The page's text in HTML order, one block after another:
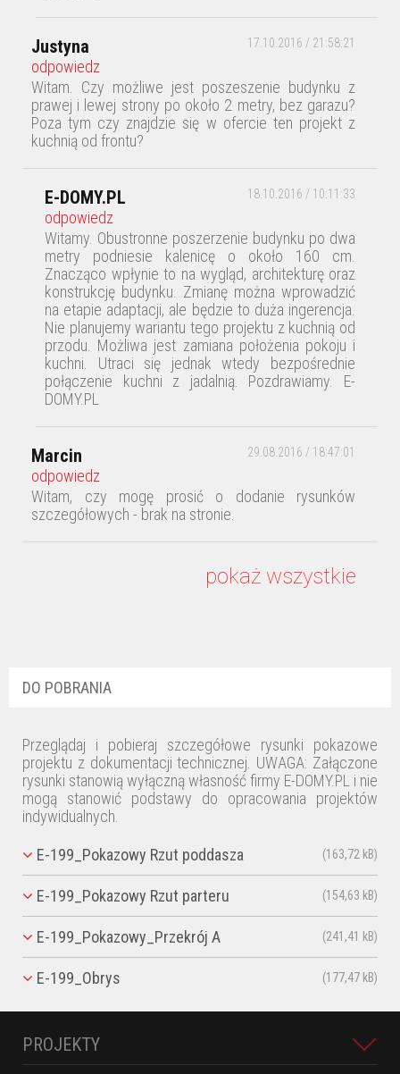
Justyna 17.10.2016 / 21:58:21
odpowiedz
Witam. Czy możliwe jest poszeszenie budynku z
prawej i lewej strony po około 2 metry, bez garazu?
Poza tym czy znajdzie się w ofercie ten projekt z
kuchnią od frontu?
E-DOMY.PL 18.10.2016 / 10:11:33
odpowiedz
Witamy. Obustronne poszerzenie budynku po dwa
metry podniesie kalenicę o około 160 cm.
Znacząco wpłynie to na wygląd, architekturę oraz
konstrukcję budynku. Zmianę można wprowadzić
na etapie adaptacji, ale będzie to duża ingerencja.
Nie planujemy wariantu tego projektu z kuchnią od
przodu. Możliwa jest zamiana położenia pokoju i
kuchni. Utraci się jednak wtedy bezpośrednie
połączenie kuchni z jadalnią. Pozdrawiamy. E-
DOMY.PL
Marcin 29.08.2016 / 18:47:01
odpowiedz
Witam, czy mogę prosić o dodanie rysunków
szczegółowych - brak na stronie.
30.08.2016 / 12:12:06
pokaż wszystkie
DO POBRANIA
Przeglądaj i pobieraj szczegółowe rysunki pokazowe
projektu z dokumentacji technicznej. UWAGA: Załączone
rysunki stanowią wyłączną własność firmy E-DOMY.PL i nie
mogą stanowić podstawy do opracowania projektów
indywidualnych.
E-199_Pokazowy Rzut poddasza (163,72 kB)
E-199_Pokazowy Rzut parteru (154,63 kB)
E-199_Pokazowy_Przekrój A (241,41 kB)
E-199_Obrys (177,47 kB)
PROJEKTY